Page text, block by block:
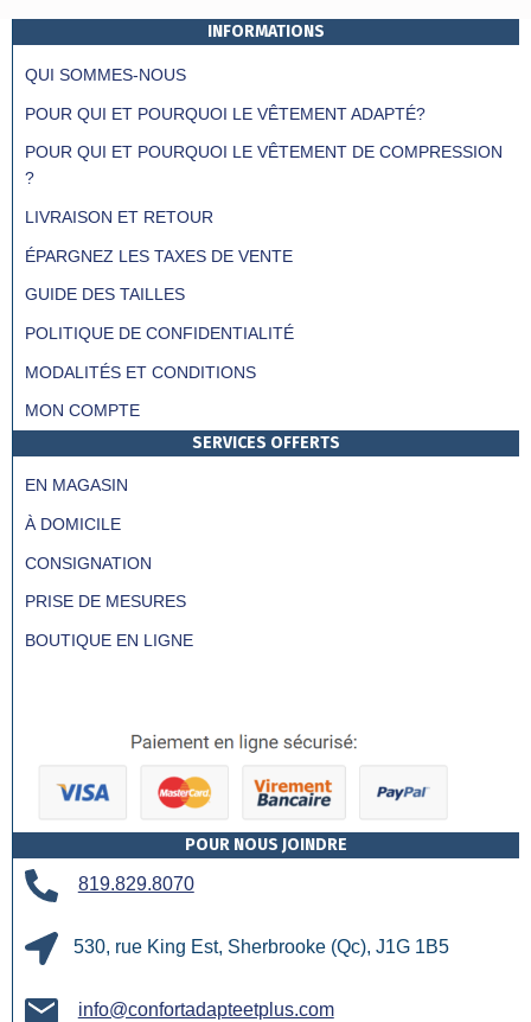
INFORMATIONS
QUI SOMMES-NOUS
POUR QUI ET POURQUOI LE VÊTEMENT ADAPTÉ?
POUR QUI ET POURQUOI LE VÊTEMENT DE COMPRESSION
?
LIVRAISON ET RETOUR
ÉPARGNEZ LES TAXES DE VENTE
GUIDE DES TAILLES
POLITIQUE DE CONFIDENTIALITÉ
MODALITÉS ET CONDITIONS
MON COMPTE
SERVICES OFFERTS
EN MAGASIN
À DOMICILE
CONSIGNATION
PRISE DE MESURES
BOUTIQUE EN LIGNE
POUR NOUS JOINDRE
819.829.8070
530, rue King Est, Sherbrooke (Qc), J1G 1B5
info@confortadapteetplus.com